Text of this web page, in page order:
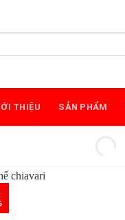
THIỆU SẢN PHẨM